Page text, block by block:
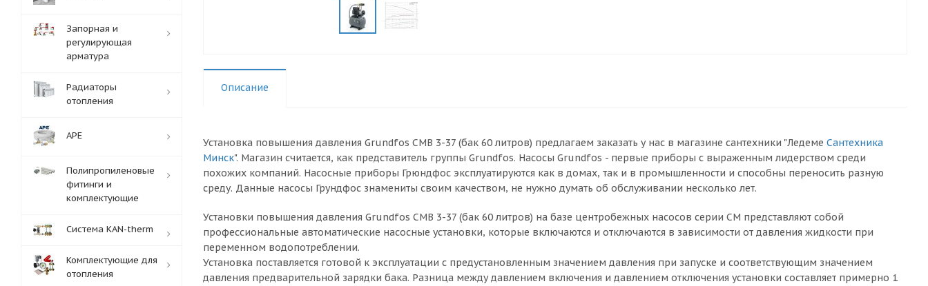
Описание
Установка повышения давления Grundfos CMB 3-37 (бак 60 литров) предлагаем заказать у нас в магазине сантехники "Ледеме Сантехника
Минск". Магазин считается, как представитель группы Grundfos. Насосы Grundfos - первые приборы с выраженным лидерством среди
похожих компаний. Насосные приборы Грюндфос эксплуатируются как в домах, так и в промышленности и способны переносить разную
среду. Данные насосы Грундфос знамениты своим качеством, не нужно думать об обслуживании несколько лет.
Установки повышения давления Grundfos CMB 3-37 (бак 60 литров) на базе центробежных насосов серии CM представляют собой
профессиональные автоматические насосные установки, которые включаются и отключаются в зависимости от давления жидкости при
переменном водопотреблении.
Установка поставляется готовой к эксплуатации с предустановленным значением давления при запуске и соответствующим значением
давления предварительной зарядки бака. Разница между давлением включения и давлением отключения установки составляет примерно 1
Запорная и
регулирующая
арматура
Радиаторы
отопления
APE
Полипропиленовые
фитинги и
комплектующие
Система KAN-therm
Комплектующие для
отопления